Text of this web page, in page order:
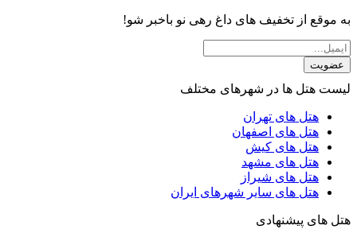
به موقع از تخفیف های داغ رهی نو باخبر شو!
عضویت
لیست هتل ها در شهرهای مختلف
هتل های تهران
هتل های اصفهان
هتل های کیش
هتل های مشهد
هتل های شیراز
هتل های سایر شهرهای ایران
هتل های پیشنهادی